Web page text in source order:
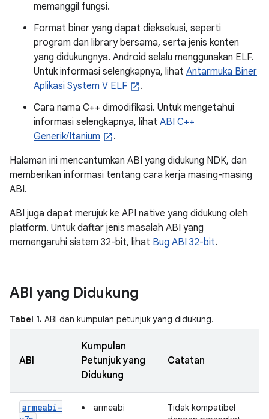
memanggil fungsi.
Format biner yang dapat dieksekusi, seperti
program dan library bersama, serta jenis konten
yang didukungnya. Android selalu menggunakan ELF.
Untuk informasi selengkapnya, lihat Antarmuka Biner
Aplikasi System V ELF
.
Cara nama C++ dimodifikasi. Untuk mengetahui
informasi selengkapnya, lihat ABI C++
Generik/Itanium
.
Halaman ini mencantumkan ABI yang didukung NDK, dan
memberikan informasi tentang cara kerja masing-masing
ABI.
ABI juga dapat merujuk ke API native yang didukung oleh
platform. Untuk daftar jenis masalah ABI yang
memengaruhi sistem 32-bit, lihat Bug ABI 32-bit.
ABI yang Didukung
Tabel 1. ABI dan kumpulan petunjuk yang didukung.
ABI
Kumpulan
Petunjuk yang
Didukung
Catatan
armeabi-
armeabi
Tidak kompatibel